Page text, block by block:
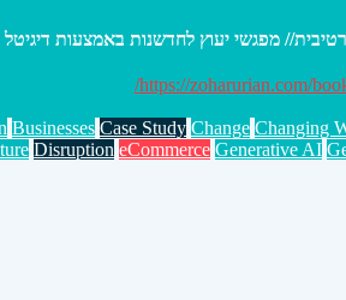
https://zoharurian.com/
Businesses Case Study Change Changing
Disruption eCommerce Generative AI